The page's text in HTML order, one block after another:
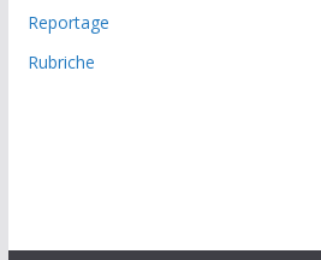
Reportage
Rubriche